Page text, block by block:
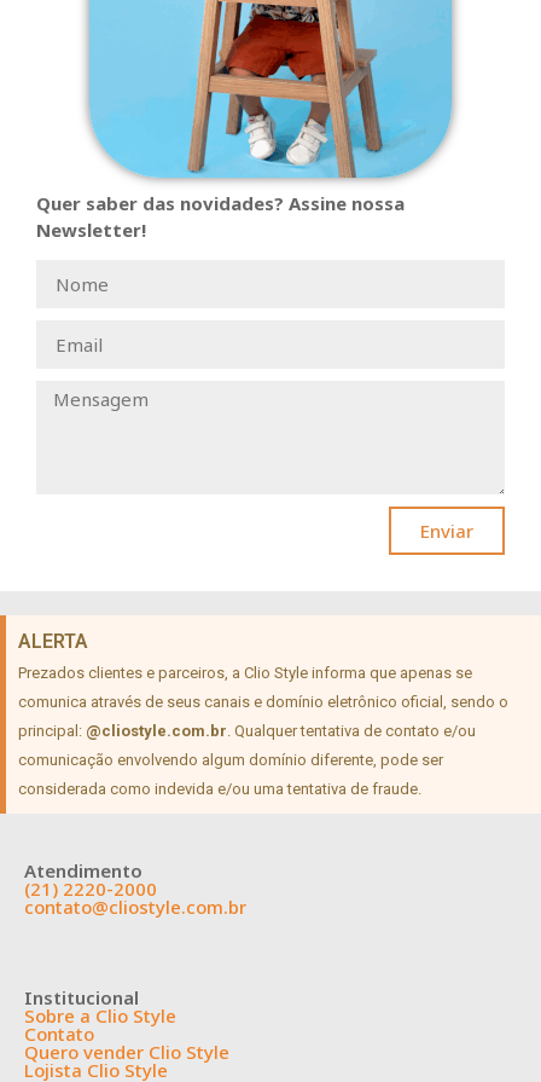
Quer saber das novidades? Assine nossa
Newsletter!
Enviar
ALERTA
Prezados clientes e parceiros, a Clio Style informa que apenas se
comunica através de seus canais e domínio eletrônico oficial, sendo o
principal: @cliostyle.com.br. Qualquer tentativa de contato e/ou
comunicação envolvendo algum domínio diferente, pode ser
considerada como indevida e/ou uma tentativa de fraude.
Atendimento
(21) 2220-2000
contato@cliostyle.com.br
Institucional
Sobre a Clio Style
Contato
Quero vender Clio Style
Lojista Clio Style